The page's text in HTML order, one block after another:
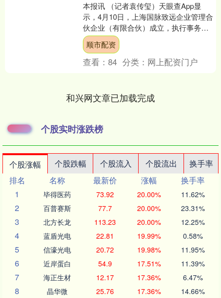
本报讯 （记者袁传玺）天眼查App显
示，4月10日，上海国脉致远企业管理合
伙企业（有限合伙）成立，执行事务合
伙人为国新控股（上海）有限公司，出
资额2.02亿元，....
顺市配资
查看：84 分类： 网上配资门户
和兴网文章已加载完成
个股实时涨跌榜
个股涨幅 个股跌幅 个股流入 个股流出
换手率
排名
名称 最新价 涨幅
换手率
1
毕得医药 73.92 20.00% 11.62%
2 百普赛斯 77.7 20.00% 23.31%
3 北方长龙 113.23 20.00% 12.25%
4 蓝盾光电 22.81 19.99% 0.58%
5 信濠光电 20.72 19.98% 11.95%
6 近岸蛋白 54.9 17.51% 11.39%
7 海正生材 12.17 17.36% 6.47%
8 晶华微 25.76 17.36% 14.66%